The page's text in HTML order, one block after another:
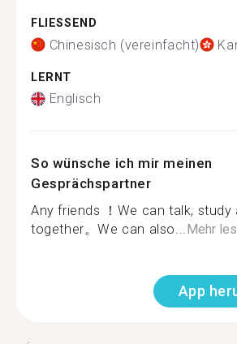
FLIESSEND
Chinesisch (vereinfacht)
LERNT
Englisch
So wünsche ich mir meinen
Gesprächspartner
Any friends ！We can talk, study
together。We can also...Mehr
App